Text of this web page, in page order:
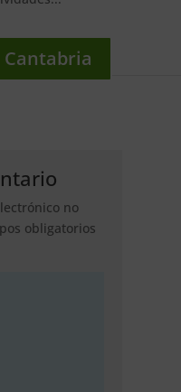
no
obligatorios